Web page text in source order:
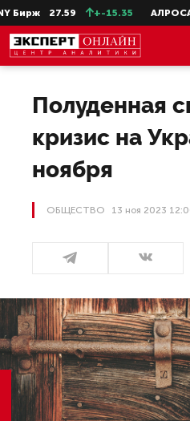
27.59 +-15.35 АЛРОСА ао
Полуденная
кризис на
ноября
ОБЩЕСТВО 13 ноя 2023